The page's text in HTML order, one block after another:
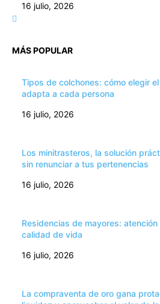
16 julio, 2026
MÁS POPULAR
Tipos de colchones: cómo elegir
adapta a cada persona
16 julio, 2026
Los minitrasteros, la solución
sin renunciar a tus pertenencias
16 julio, 2026
Residencias de mayores:
calidad de vida
16 julio, 2026
La compraventa de oro gana